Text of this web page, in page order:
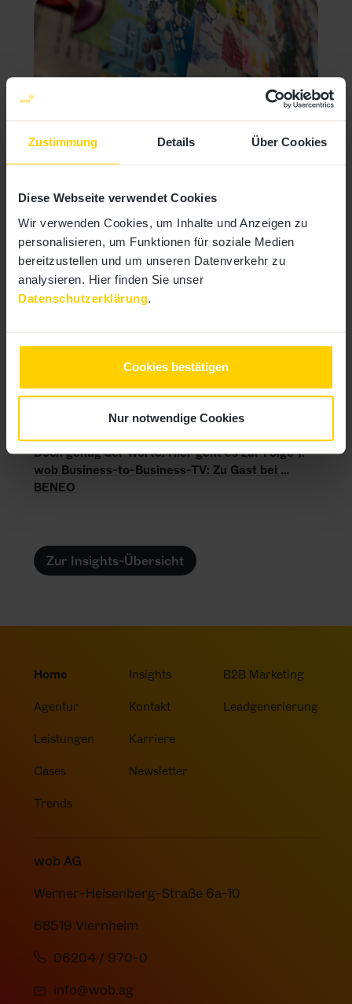
Zustimmung Details Über Cookies
Diese Webseite verwendet Cookies
Wir verwenden Cookies, um Inhalte und Anzeigen zu
personalisieren, um Funktionen für soziale Medien
bereitzustellen und um unseren Datenverkehr zu
analysieren. Hier finden Sie unser
Datenschutzerklärung.
Cookies bestätigen
Nur notwendige Cookies
In unserer ersten Ausgabe sind wir zu Gast bei
BENEO,einem Unternehmen, das sich auf die
Entwicklung und Herstellung pflanzlicher
Tiernahrung und pharmazeutische Produkte
spezialisiert hat. Hintergrund: Vor zehn Jahren
der im Nachgang auch für den Playboy gearbeitet
und die dm-Kampagne imCollagen-Look
Doch genug der Worte. Hier geht es zur Folge 1:
wob Business-to-Business-TV: Zu Gast bei …
BENEO
Zur Insights-Übersicht
Home
Agentur
Leistungen
Cases
Trends
Insights
Kontakt
Karriere
Newsletter
B2B Marketing
Leadgenerierung
wob AG
Werner-Heisenberg-Straße 6a-10
68519 Viernheim
06204 / 970-0
info@wob.ag